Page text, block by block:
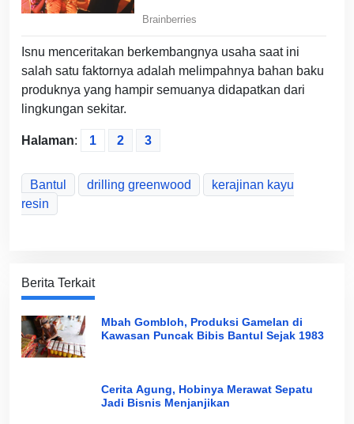
Isnu menceritakan berkembangnya usaha saat ini
salah satu faktornya adalah melimpahnya bahan baku
produknya yang hampir semuanya didapatkan dari
lingkungan sekitar.
Halaman: 1 2 3
Bantul drilling greenwood
kerajinan kayu
resin
Berita Terkait
Mbah Gombloh, Produksi Gamelan di
Kawasan Puncak Bibis Bantul Sejak 1983
Cerita Agung, Hobinya Merawat Sepatu
Jadi Bisnis Menjanjikan